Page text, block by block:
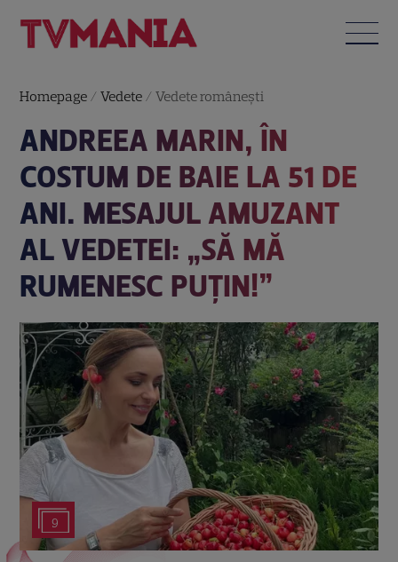
Homepage /Vedete /Vedete româneşti
ANDREEA MARIN, ÎN
COSTUM DE BAIE LA 51 DE
ANI. MESAJUL AMUZANT
AL VEDETEI: „SĂ MĂ
RUMENESC PUȚIN!”
9